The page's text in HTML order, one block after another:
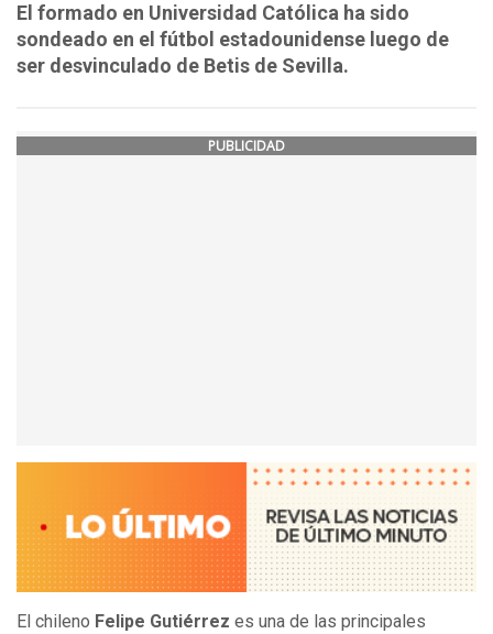
El formado en Universidad Católica ha sido
sondeado en el fútbol estadounidense luego de
ser desvinculado de Betis de Sevilla.
PUBLICIDAD
El chileno Felipe Gutiérrez es una de las principales